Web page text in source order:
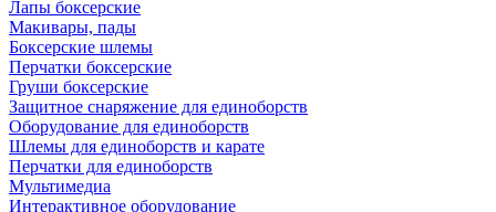
Лапы боксерские
Макивары, пады
Боксерские шлемы
Перчатки боксерские
Груши боксерские
Защитное снаряжение для единоборств
Оборудование для единоборств
Шлемы для единоборств и карате
Перчатки для единоборств
Мультимедиа
Интерактивное оборудование